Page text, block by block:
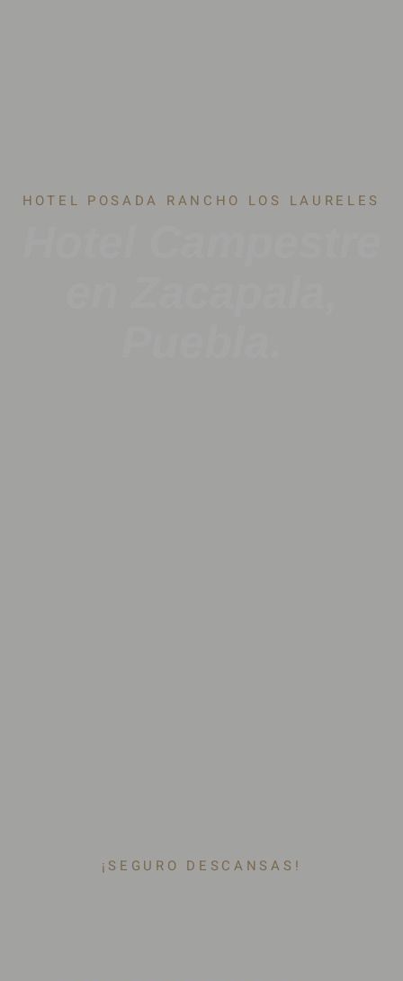
HOTEL POSADA RANCHO LOS LAURELES
¡SEGURO DESCANSAS!